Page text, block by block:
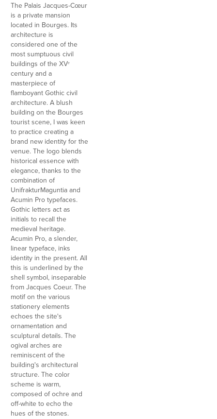
The Palais Jacques-Cœur
is a private mansion
located in Bourges. Its
architecture is
considered one of the
most sumptuous civil
buildings of the XVᵉ
century and a
masterpiece of
flamboyant Gothic civil
architecture. A blush
building on the Bourges
tourist scene, I was keen
to practice creating a
brand new identity for the
venue. The logo blends
historical essence with
elegance, thanks to the
combination of
UnifrakturMaguntia and
Acumin Pro typefaces.
Gothic letters act as
initials to recall the
medieval heritage.
Acumin Pro, a slender,
linear typeface, inks
identity in the present. All
this is underlined by the
shell symbol, inseparable
from Jacques Coeur. The
motif on the various
stationery elements
echoes the site's
ornamentation and
sculptural details. The
ogival arches are
reminiscent of the
building's architectural
structure. The color
scheme is warm,
composed of ochre and
off-white to echo the
hues of the stones.